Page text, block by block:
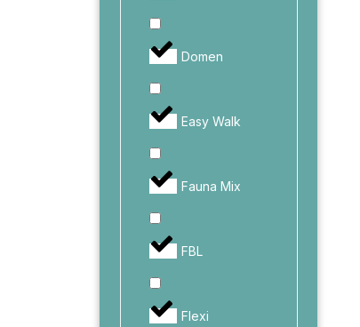
Domen
Easy Walk
Fauna Mix
FBL
Flexi